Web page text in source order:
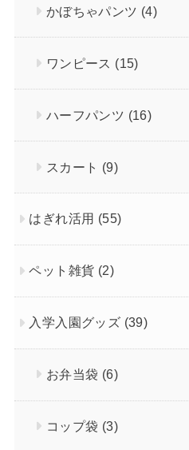
かぼちゃパンツ (4)
ワンピース (15)
ハーフパンツ (16)
スカート (9)
はぎれ活用 (55)
ペット雑貨 (2)
入学入園グッズ (39)
お弁当袋 (6)
コップ袋 (3)